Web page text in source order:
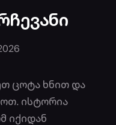
ცოტა ხნით და
ისტორია
იქიდან